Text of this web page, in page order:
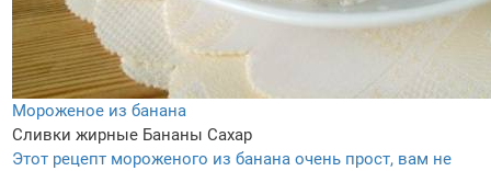
Мороженое из банана
Сливки жирные Бананы Сахар
Этот рецепт мороженого из банана очень прост, вам не